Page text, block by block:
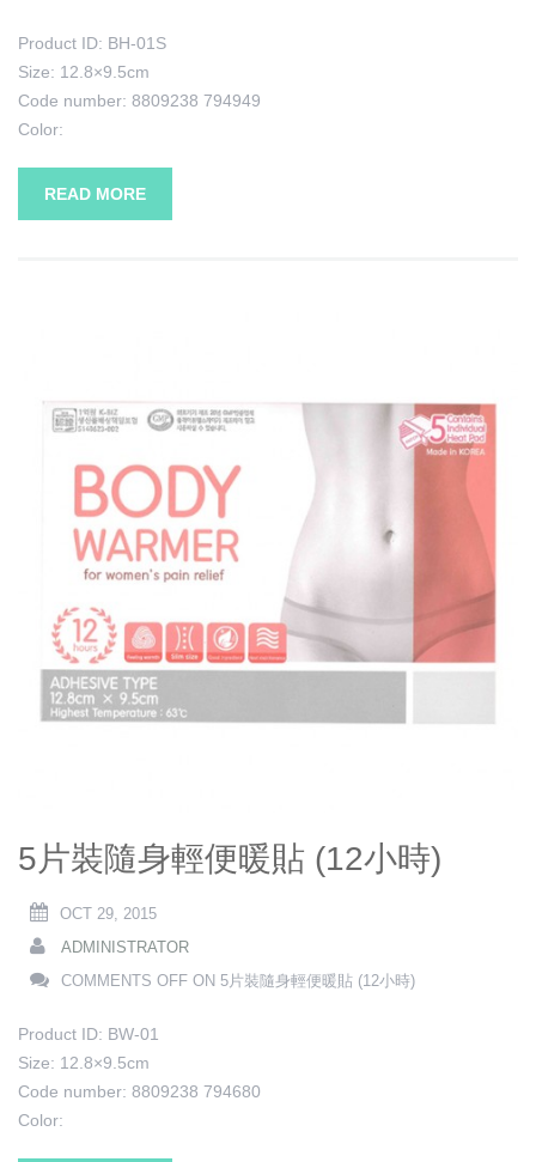
Product ID: BH-01S
Size: 12.8×9.5cm
Code number: 8809238 794949
Color:
READ MORE
5片裝隨身輕便暖貼 (12小時)
OCT 29, 2015
ADMINISTRATOR
COMMENTS OFF ON 5片裝隨身輕便暖貼 (12小時)
Product ID: BW-01
Size: 12.8×9.5cm
Code number: 8809238 794680
Color: